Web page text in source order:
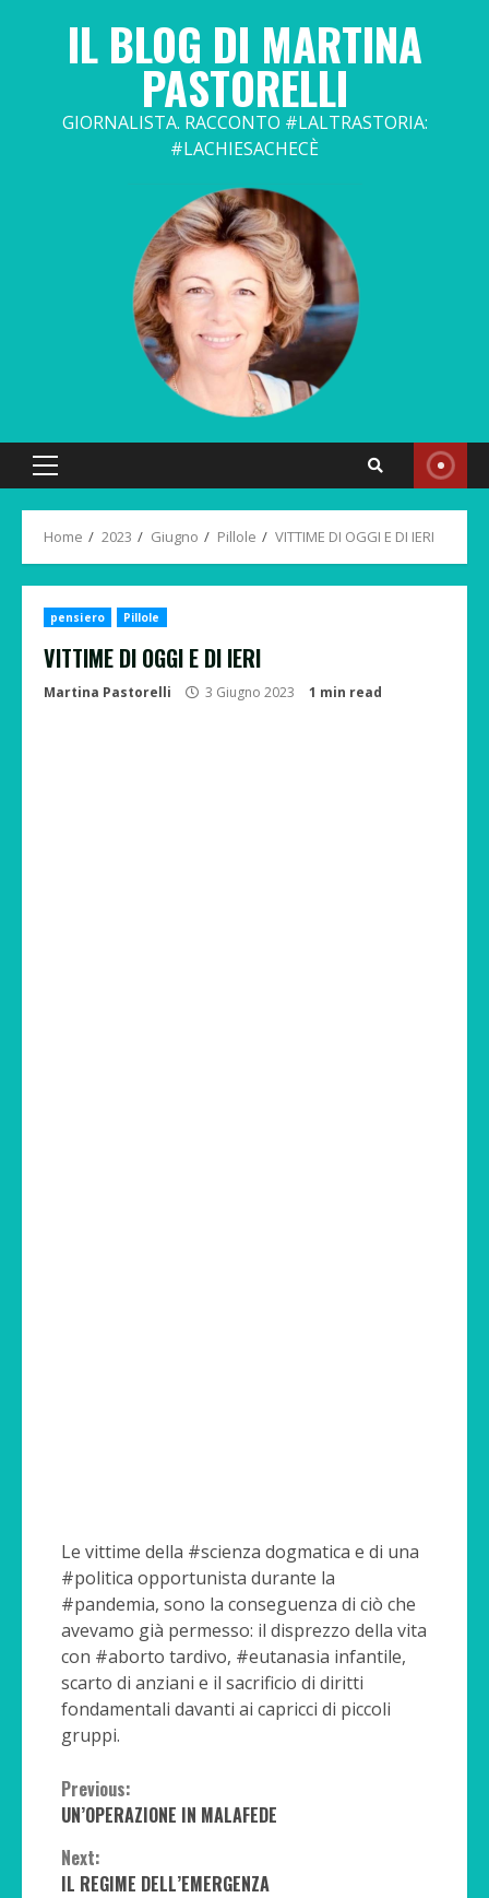
IL BLOG DI MARTINA
PASTORELLI
GIORNALISTA. RACCONTO #LALTRASTORIA:
#LACHIESACHECÈ
Primary
Home 2023 Giugno Pillole VITTIME DI OGGI E DI IERI
pensiero Pillole
VITTIME DI OGGI E DI IERI
Martina Pastorelli 3 Giugno 2023 1 min read
Le vittime della #scienza dogmatica e di una
#politica opportunista durante la
#pandemia, sono la conseguenza di ciò che
avevamo già permesso: il disprezzo della vita
con #aborto tardivo, #eutanasia infantile,
scarto di anziani e il sacrificio di diritti
fondamentali davanti ai capricci di piccoli
gruppi.
Continue
Reading
Previous:
UN’OPERAZIONE IN MALAFEDE
Next:
IL REGIME DELL’EMERGENZA